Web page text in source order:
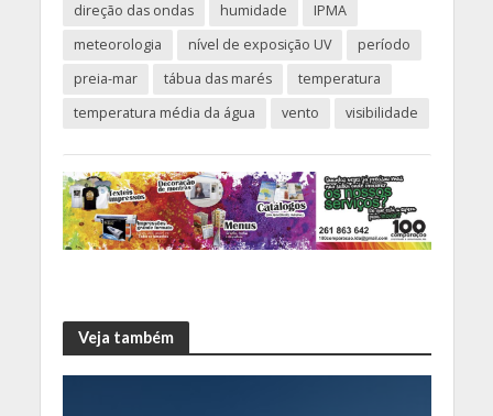
direção das ondas
humidade
IPMA
meteorologia
nível de exposição UV
período
preia-mar
tábua das marés
temperatura
temperatura média da água
vento visibilidade
Veja também